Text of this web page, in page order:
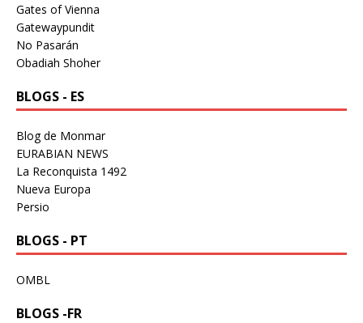
Gates of Vienna
Gatewaypundit
No Pasarán
Obadiah Shoher
BLOGS - ES
Blog de Monmar
EURABIAN NEWS
La Reconquista 1492
Nueva Europa
Persio
BLOGS - PT
OMBL
BLOGS -FR